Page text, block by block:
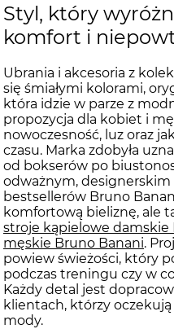
Styl, który
komfort i
Ubrania i akcesoria z
się śmiałymi kolorami,
która idzie w parze z
propozycja dla kobiet i
nowoczesność, luz oraz
czasu. Marka zdobyła
od bokserów po
odważnym, designerskim
bestsellerów Bruno
komfortową bieliznę, ale
stroje kąpielowe damskie
męskie Bruno Banani.
powiew świeżości, który
podczas treningu czy w
Każdy detal jest
klientach, którzy oczekują
mody.